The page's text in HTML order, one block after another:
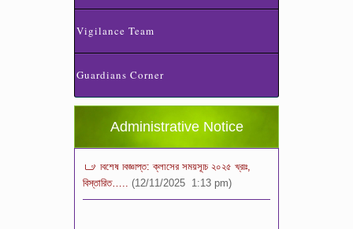
Vigilance Team
Guardians Corner
Administrative Notice
স্কুলের ছুটির তালিকা ও বর্ষপঞ্জি – ২০২৬
২০২৬ শিক্ষাবর্ষে ভর্তি পুন: বিজ্ঞপ্তিঃ শিশু থেকে নবম
শ্রেণি পযর্ন্ত ফরম বিতরন চলছে… বিস্তারিত
বিশেষ বিজ্ঞপ্তি: ক্লাসের সময়সূচি ২০২৫ খ্রীঃ,
বিস্তারিত….. (12/11/2025 1:13 pm)